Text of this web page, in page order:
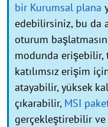
bir Kurumsal plana
edebilirsiniz, bu da
oturum
modunda erişebilir,
katılımsız erişim
atayabilir, yüksek
çıkarabilir, MSI
gerçekleştirebilir ve